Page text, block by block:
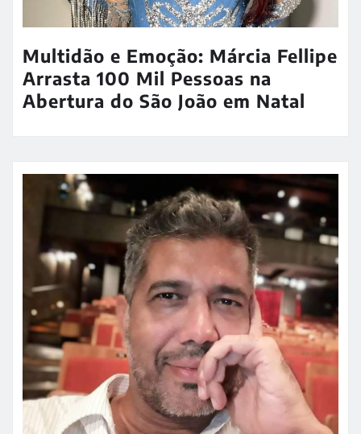
Multidão e Emoção: Márcia Fellipe
Arrasta 100 Mil Pessoas na
Abertura do São João em Natal